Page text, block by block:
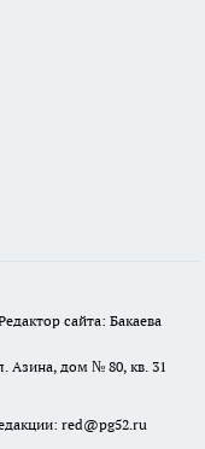
сайта: Бакаева
Азина, дом № 80, кв. 31
red@pg52.ru